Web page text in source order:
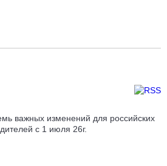
важных изменений для российских
с 1 июля 26г.